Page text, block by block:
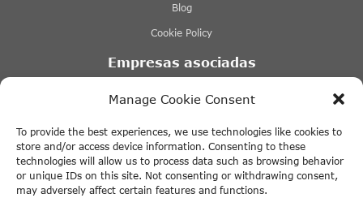
Manage Cookie Consent
To provide the best experiences, we use technologies like cookies to
store and/or access device information. Consenting to these
technologies will allow us to process data such as browsing behavior
or unique IDs on this site. Not consenting or withdrawing consent,
may adversely affect certain features and functions.
Blog
Cookie Policy
Empresas asociadas
Tours & Tickets Ámsterdam
Tiqets